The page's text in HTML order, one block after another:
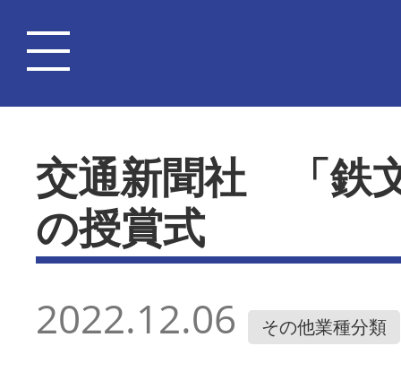
交通新聞社 「鉄
の授賞式
2022.12.06 その他業種分類